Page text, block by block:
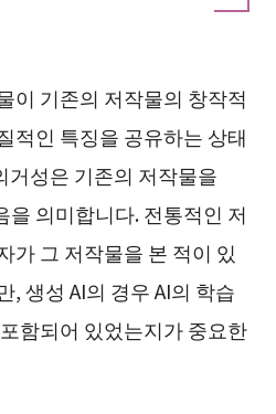
이 기존의 저작물의 창작적
적인 특징을 공유하는 상태
거성은 기존의 저작물을
을 의미합니다. 전통적인 저
가 그 저작물을 본 적이 있
, 생성 AI의 경우 AI의 학습
함되어 있었는지가 중요한